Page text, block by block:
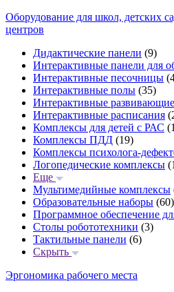
Оборудование для школ, детских
центров
Дидактические панели (9)
Интерактивные панели для
Интерактивные песочницы
Интерактивные полы (35)
Интерактивные
Интерактивные расписания
Комплексы для детей с РАС
Комплексы ПДД (19)
Комплексы психолога-
Логопедические комплексы
Еще
Мультимедийные комплексы
Образовательные наборы (60)
Программное обеспечение
Столы робототехники (3)
Тактильные панели (6)
Скрыть
Эргономика рабочего места